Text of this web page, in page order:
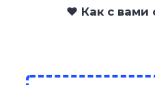
❤️ Как с вами